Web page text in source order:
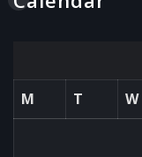
M
T W